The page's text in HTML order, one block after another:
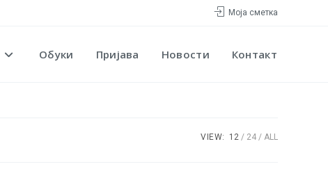
Моја сметка
Обуки Пријава Новости Контакт
VIEW: 12 24 ALL